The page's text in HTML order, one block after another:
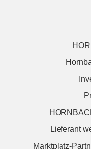
Lieferant
Marktplatz-